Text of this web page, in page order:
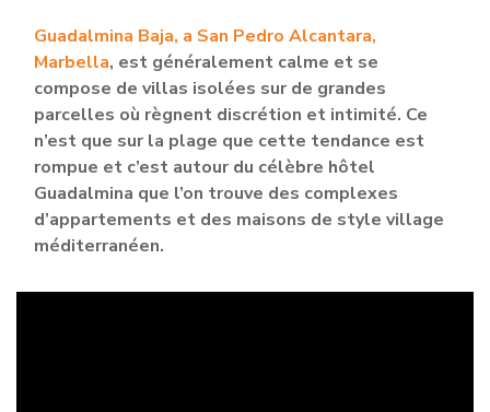
Guadalmina Baja, a San Pedro Alcantara,
Marbella, est généralement calme et se
compose de villas isolées sur de grandes
parcelles où règnent discrétion et intimité. Ce
n’est que sur la plage que cette tendance est
rompue et c’est autour du célèbre hôtel
Guadalmina que l’on trouve des complexes
d’appartements et des maisons de style village
méditerranéen.